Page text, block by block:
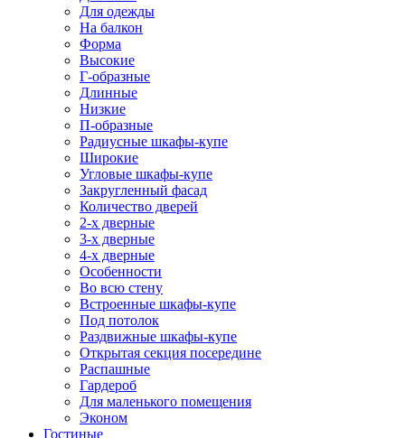
Для одежды
На балкон
Форма
Высокие
Г-образные
Длинные
Низкие
П-образные
Радиусные шкафы-купе
Широкие
Угловые шкафы-купе
Закругленный фасад
Количество дверей
2-х дверные
3-х дверные
4-х дверные
Особенности
Во всю стену
Встроенные шкафы-купе
Под потолок
Раздвижные шкафы-купе
Открытая секция посередине
Распашные
Гардероб
Для маленького помещения
Эконом
Гостиные